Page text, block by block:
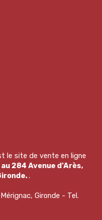
le site de vente en ligne
284 Avenue d'Arès,
.
Gironde - Tel.